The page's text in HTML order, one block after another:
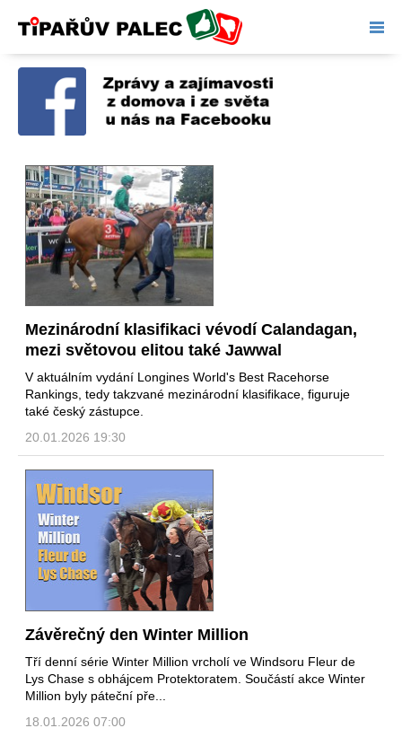
Tipařův palec
Mezinárodní klasifikaci vévodí Calandagan,
mezi světovou elitou také Jawwal
V aktuálním vydání Longines World's Best Racehorse
Rankings, tedy takzvané mezinárodní klasifikace, figuruje
také český zástupce.
20.01.2026 19:30
Závěrečný den Winter Million
Tří denní série Winter Million vrcholí ve Windsoru Fleur de
Lys Chase s obhájcem Protektoratem. Součástí akce Winter
Million byly páteční pře...
18.01.2026 07:00